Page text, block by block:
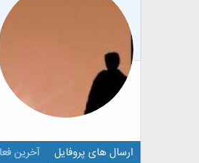
ارسال های پروفایل آخرین